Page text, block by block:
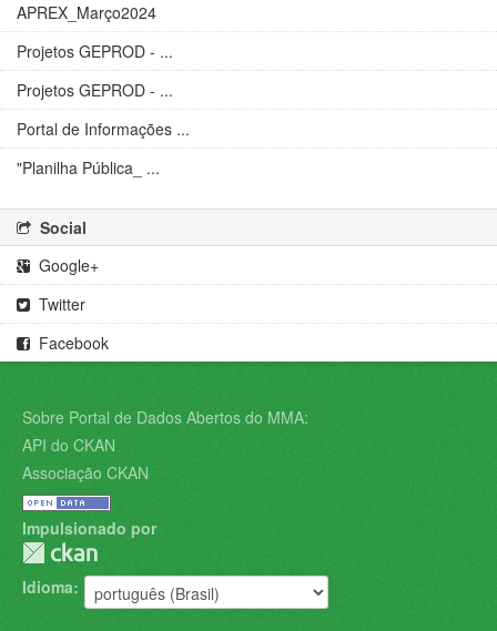
APREX_Março2024
Projetos GEPROD - ...
Projetos GEPROD - ...
Portal de Informações ...
"Planilha Pública_ ...
Social
Google+
Twitter
Facebook
Sobre Portal de Dados Abertos do MMA:
API do CKAN
Associação CKAN
Impulsionado por
Idioma